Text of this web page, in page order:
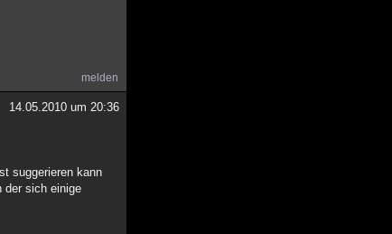
melden
14.05.2010 um 20:36
suggerieren kann
der sich einige